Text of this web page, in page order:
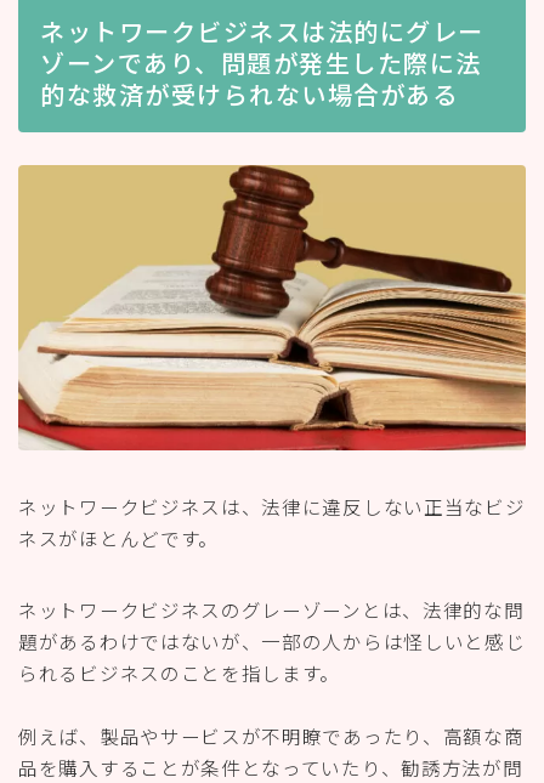
ネットワークビジネスは法的にグレー
ゾーンであり、問題が発生した際に法
的な救済が受けられない場合がある
ネットワークビジネスは、法律に違反しない正当なビジ
ネスがほとんどです。
ネットワークビジネスのグレーゾーンとは、法律的な問
題があるわけではないが、一部の人からは怪しいと感じ
られるビジネスのことを指します。
例えば、製品やサービスが不明瞭であったり、高額な商
品を購入することが条件となっていたり、勧誘方法が問